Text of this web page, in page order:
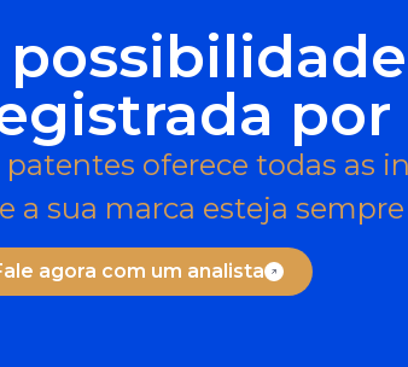
patentes oferece todas as
a sua marca esteja
agora com um analista